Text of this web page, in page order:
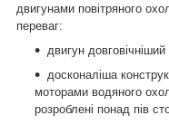
двигунами повітряного
переваг:
двигун довговічніший
досконаліша
моторами водяного
розроблені понад пів